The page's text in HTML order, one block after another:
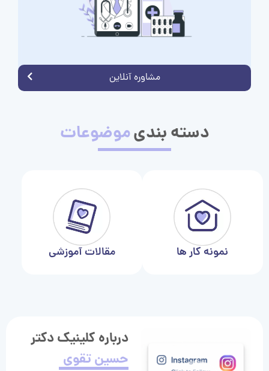
مشاوره آنلاین
دسته بندیموضوعات
نمونه کار ها مقالات آموزشی
درباره کلینیک دکتر
حسین تقوی